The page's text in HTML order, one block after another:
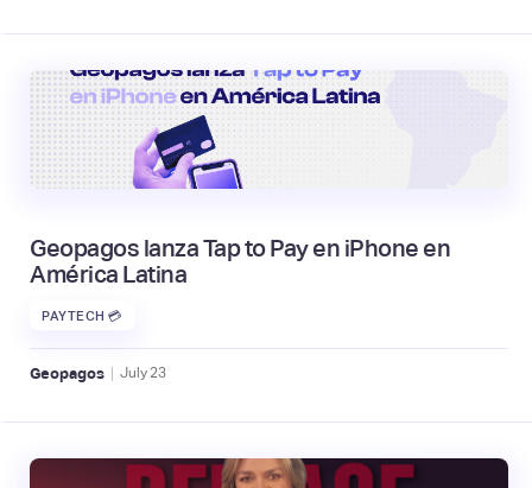
Geopagos lanza Tap to Pay en iPhone en
América Latina
PAYTECH 💳
Geopagos | July23